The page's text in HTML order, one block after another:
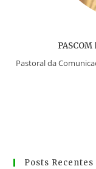
PASCOM
Pastoral da
Posts Recentes